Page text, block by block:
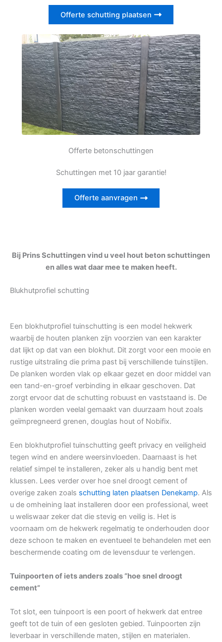
Offerte schutting plaatsen
Offerte betonschuttingen
Schuttingen met 10 jaar garantie!
Offerte aanvragen
Bij Prins Schuttingen vind u veel hout beton schuttingen
en alles wat daar mee te maken heeft.
Blukhutprofiel schutting
Een blokhutprofiel tuinschutting is een model hekwerk
waarbij de houten planken zijn voorzien van een karakter
dat lijkt op dat van een blokhut. Dit zorgt voor een mooie en
rustige uitstraling die prima past bij verschillende tuinstijlen.
De planken worden vlak op elkaar gezet en door middel van
een tand-en-groef verbinding in elkaar geschoven. Dat
zorgt ervoor dat de schutting robuust en vaststaand is. De
planken worden veelal gemaakt van duurzaam hout zoals
geïmpregneerd grenen, douglas hout of Nobifix.
Een blokhutprofiel tuinschutting geeft privacy en veiligheid
tegen wind en andere weersinvloeden. Daarnaast is het
relatief simpel te installeren, zeker als u handig bent met
klussen. Lees verder over hoe snel droogt cement of
overige zaken zoals schutting laten plaatsen Denekamp. Als
u de omheining laat installeren door een professional, weet
u weliswaar zeker dat die stevig en veilig is. Het is
voornaam om de hekwerk regelmatig te onderhouden door
deze schoon te maken en eventueel te behandelen met een
beschermende coating om de levensduur te verlengen.
Tuinpoorten of iets anders zoals “hoe snel droogt
cement”
Tot slot, een tuinpoort is een poort of hekwerk dat entree
geeft tot de tuin of een gesloten gebied. Tuinpoorten zijn
leverbaar in verschillende maten, stijlen en materialen.